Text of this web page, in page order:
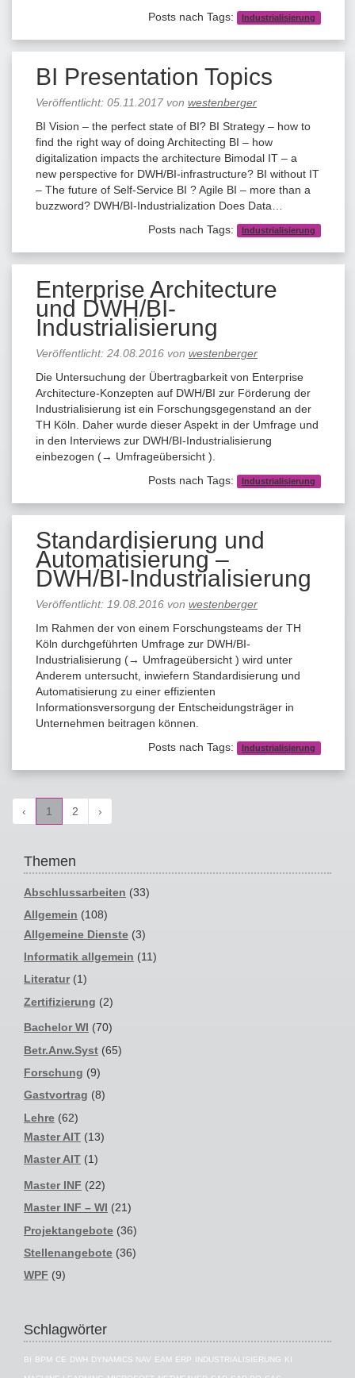
Posts nach Tags:
Industrialisierung
BI Presentation Topics
Veröffentlicht: 05.11.2017 von westenberger
BI Vision – the perfect state of BI? BI Strategy – how to
find the right way of doing Architecting BI – how
digitalization impacts the architecture Bimodal IT – a
new perspective for DWH/BI-infrastructure? BI without IT
– The future of Self-Service BI ? Agile BI – more than a
buzzword? DWH/BI-Industrialization Does Data…
Posts nach Tags:
Industrialisierung
Enterprise Architecture
und DWH/BI-
Industrialisierung
Veröffentlicht: 24.08.2016 von westenberger
Die Untersuchung der Übertragbarkeit von Enterprise
Architecture-Konzepten auf DWH/BI zur Förderung der
Industrialisierung ist ein Forschungsgegenstand an der
TH Köln. Daher wurde dieser Aspekt in der Umfrage und
in den Interviews zur DWH/BI-Industrialisierung
einbezogen (→ Umfrageübersicht ).
Posts nach Tags:
Industrialisierung
Standardisierung und
Automatisierung –
DWH/BI-Industrialisierung
Veröffentlicht: 19.08.2016 von westenberger
Im Rahmen der von einem Forschungsteams der TH
Köln durchgeführten Umfrage zur DWH/BI-
Industrialisierung (→ Umfrageübersicht ) wird unter
Anderem untersucht, inwiefern Standardisierung und
Automatisierung zu einer effizienten
Informationsversorgung der Entscheidungsträger in
Unternehmen beitragen können.
Posts nach Tags:
Industrialisierung
‹ 1 2 ›
Themen
Abschlussarbeiten (33)
Allgemein (108)
Allgemeine Dienste (3)
Informatik allgemein (11)
Literatur(1)
Zertifizierung (2)
Bachelor WI (70)
Betr.Anw.Syst (65)
Forschung (9)
Gastvortrag (8)
Lehre (62)
Master AIT (13)
Master AIT (1)
Master INF (22)
Master INF – WI (21)
Projektangebote (36)
Stellenangebote (36)
WPF (9)
Schlagwörter
BI BPM CE DWH DYNAMICS NAV EAM ERP INDUSTRIALISIERUNG KI